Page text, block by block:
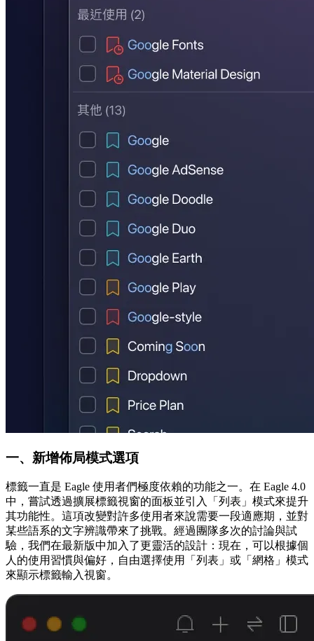
一、新增佈局模式選項
標籤一直是 Eagle 使用者們極度依賴的功能之一。在 Eagle 4.0
中，嘗試透過擴展標籤視窗的面板並引入「列表」模式來提升
其功能性。這項改變對許多使用者來說需要一段適應期，並對
某些語系的文字辨識帶來了挑戰。經過團隊多次的討論與試
驗，我們在最新版中加入了更靈活的設計：現在，可以根據個
人的使用習慣與偏好，自由選擇使用「列表」或「網格」模式
來顯示標籤輸入視窗。